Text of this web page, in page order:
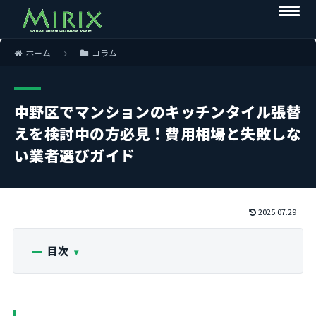
ホーム コラム
中野区でマンションのキッチンタイル張替
えを検討中の方必見！費用相場と失敗しな
い業者選びガイド
2025.07.29
目次